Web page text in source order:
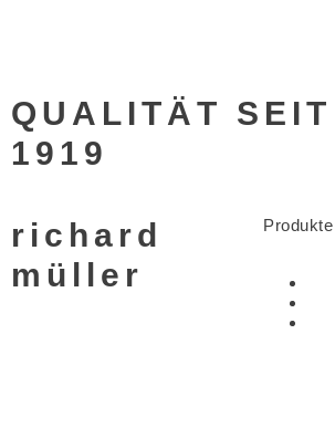
QUALITÄT SEIT
1919
richard
müller
Produkte